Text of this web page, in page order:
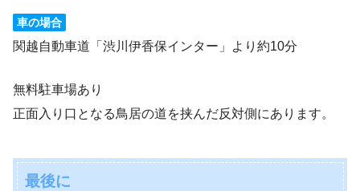
車の場合
関越自動車道「渋川伊香保インター」より約10分
無料駐車場あり
正面入り口となる鳥居の道を挟んだ反対側にあります。
最後に